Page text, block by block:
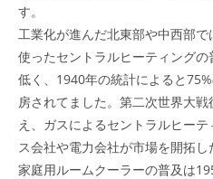
す。
工業化が進んだ北東部や中西部
使ったセントラルヒーティング
低く、1940年の統計によると
房されてました。第二次世界大
え、ガスによるセントラルヒー
ス会社や電力会社が市場を開拓し
家庭用ルームクーラーの普及は